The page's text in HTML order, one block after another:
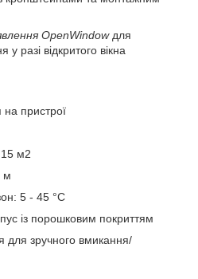
OpenWindowдля
разі відкритого вікна
пристрої
м2
м
5 - 45 °C
із порошковим покриттям
для зручного вмикання/